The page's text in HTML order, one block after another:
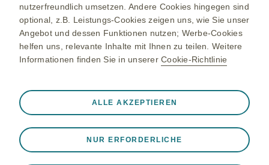
Bestellservice
Therapiegebiete
Meningokokken-Erkrankungen
Registrieren Sie sich und erhalten Sie exklusiven Zugang zu
medizinischen Fachinformationen. Mit unserem E-Mail
Service erhalten Sie zudem relevante Produktinformationen,
Studien, Einladungen zu Events und vieles mehr.
Updates via Newsletter erhalten
nutzerfreundlich umsetzen. Andere Cookies hingegen sind
optional, z.B. Leistungs-Cookies zeigen uns, wie Sie unser
Angebot und dessen Funktionen nutzen; Werbe-Cookies
helfen uns, relevante Inhalte mit Ihnen zu teilen. Weitere
Informationen finden Sie in unserer Cookie-Richtlinie
Nur unbedingt erforderliche Cookies
❮
funktioniert, z. B. um Sitzungsdaten während eines
Website-Besuchs zu speichern, Cookie- und Tag-
NUR ERFORDERLICHE
ALLE AKZEPTIEREN